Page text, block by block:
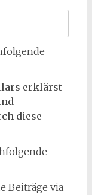
erklärst
diese
Beiträge via